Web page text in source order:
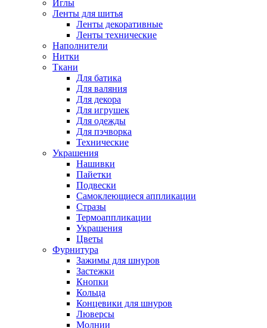
Иглы
Ленты для шитья
Ленты декоративные
Ленты технические
Наполнители
Нитки
Ткани
Для батика
Для валяния
Для декора
Для игрушек
Для одежды
Для пэчворка
Технические
Украшения
Нашивки
Пайетки
Подвески
Самоклеющиеся аппликации
Стразы
Термоаппликации
Украшения
Цветы
Фурнитура
Зажимы для шнуров
Застежки
Кнопки
Кольца
Концевики для шнуров
Люверсы
Молнии